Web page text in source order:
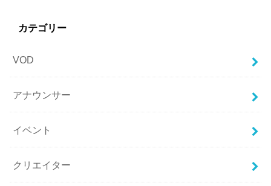
カテゴリー
VOD
アナウンサー
イベント
クリエイター